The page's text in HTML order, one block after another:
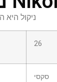
ניקול
26
סקסי